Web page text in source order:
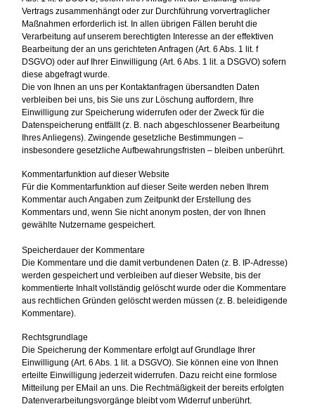
Vertrags zusammenhängt oder zur Durchführung vorvertraglicher
Maßnahmen erforderlich ist. In allen übrigen Fällen beruht die
Verarbeitung auf unserem berechtigten Interesse an der effektiven
Bearbeitung der an uns gerichteten Anfragen (Art. 6 Abs. 1 lit. f
DSGVO) oder auf Ihrer Einwilligung (Art. 6 Abs. 1 lit. a DSGVO) sofern
diese abgefragt wurde.
Die von Ihnen an uns per Kontaktanfragen übersandten Daten
verbleiben bei uns, bis Sie uns zur Löschung auffordern, Ihre
Einwilligung zur Speicherung widerrufen oder der Zweck für die
Datenspeicherung entfällt (z. B. nach abgeschlossener Bearbeitung
Ihres Anliegens). Zwingende gesetzliche Bestimmungen –
insbesondere gesetzliche Aufbewahrungsfristen – bleiben unberührt.
Kommentarfunktion auf dieser Website
Für die Kommentarfunktion auf dieser Seite werden neben Ihrem
Kommentar auch Angaben zum Zeitpunkt der Erstellung des
Kommentars und, wenn Sie nicht anonym posten, der von Ihnen
gewählte Nutzername gespeichert.
Speicherdauer der Kommentare
Die Kommentare und die damit verbundenen Daten (z. B. IP-Adresse)
werden gespeichert und verbleiben auf dieser Website, bis der
kommentierte Inhalt vollständig gelöscht wurde oder die Kommentare
aus rechtlichen Gründen gelöscht werden müssen (z. B. beleidigende
Kommentare).
Rechtsgrundlage
Die Speicherung der Kommentare erfolgt auf Grundlage Ihrer
Einwilligung (Art. 6 Abs. 1 lit. a DSGVO). Sie können eine von Ihnen
erteilte Einwilligung jederzeit widerrufen. Dazu reicht eine formlose
Mitteilung per EMail an uns. Die Rechtmäßigkeit der bereits erfolgten
Datenverarbeitungsvorgänge bleibt vom Widerruf unberührt.